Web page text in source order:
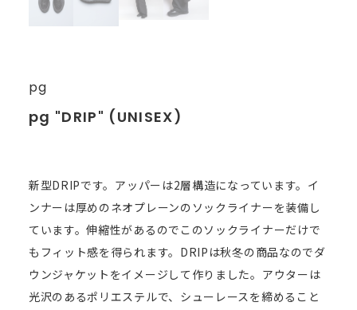
pg
pg "DRIP" (UNISEX)
新型DRIPです。アッパーは2層構造になっています。イ
ンナーは厚めのネオプレーンのソックライナーを装備し
ています。伸縮性があるのでこのソックライナーだけで
もフィット感を得られます。DRIPは秋冬の商品なのでダ
ウンジャケットをイメージして作りました。アウターは
光沢のあるポリエステルで、シューレースを締めること